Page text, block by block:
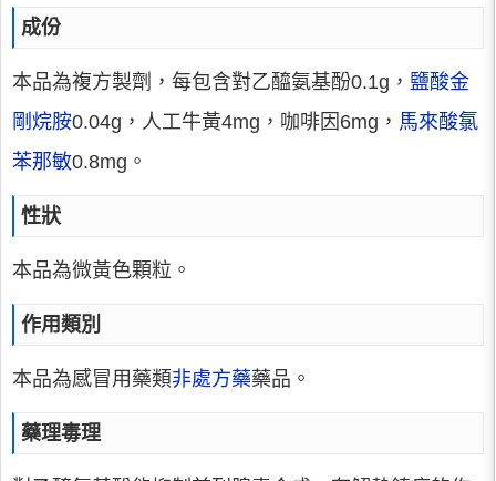
成份
本品為複方製劑，每包含對乙醯氨基酚0.1g， 鹽酸金
剛烷胺0.04g，人工牛黃4mg，咖啡因6mg， 馬來酸氯
苯那敏0.8mg。
性狀
本品為微黃色顆粒。
作用類別
本品為感冒用藥類非處方藥藥品。
藥理毒理